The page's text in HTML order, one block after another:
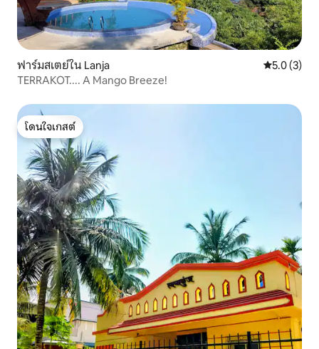
ฟาร์มสเตย์ใน Lanja คะแนนเฉลี่
5.0 (3)
TERRAKOT.... A Mango Breeze!
โดนใจเกสต์
โดนใจเกสต์